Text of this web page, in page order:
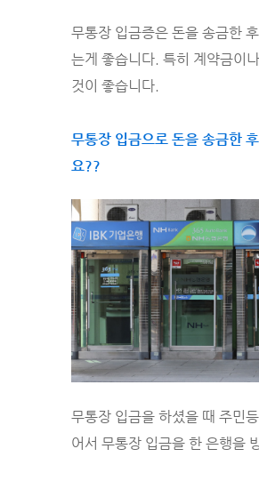
무통장 입금증은 돈을 송금한
는게 좋습니다. 특히 계약금이
것이 좋습니다.
무통장 입금으로 돈을 송금한
요??
무통장 입금을 하셨을 때 주민
어서 무통장 입금을 한 은행을